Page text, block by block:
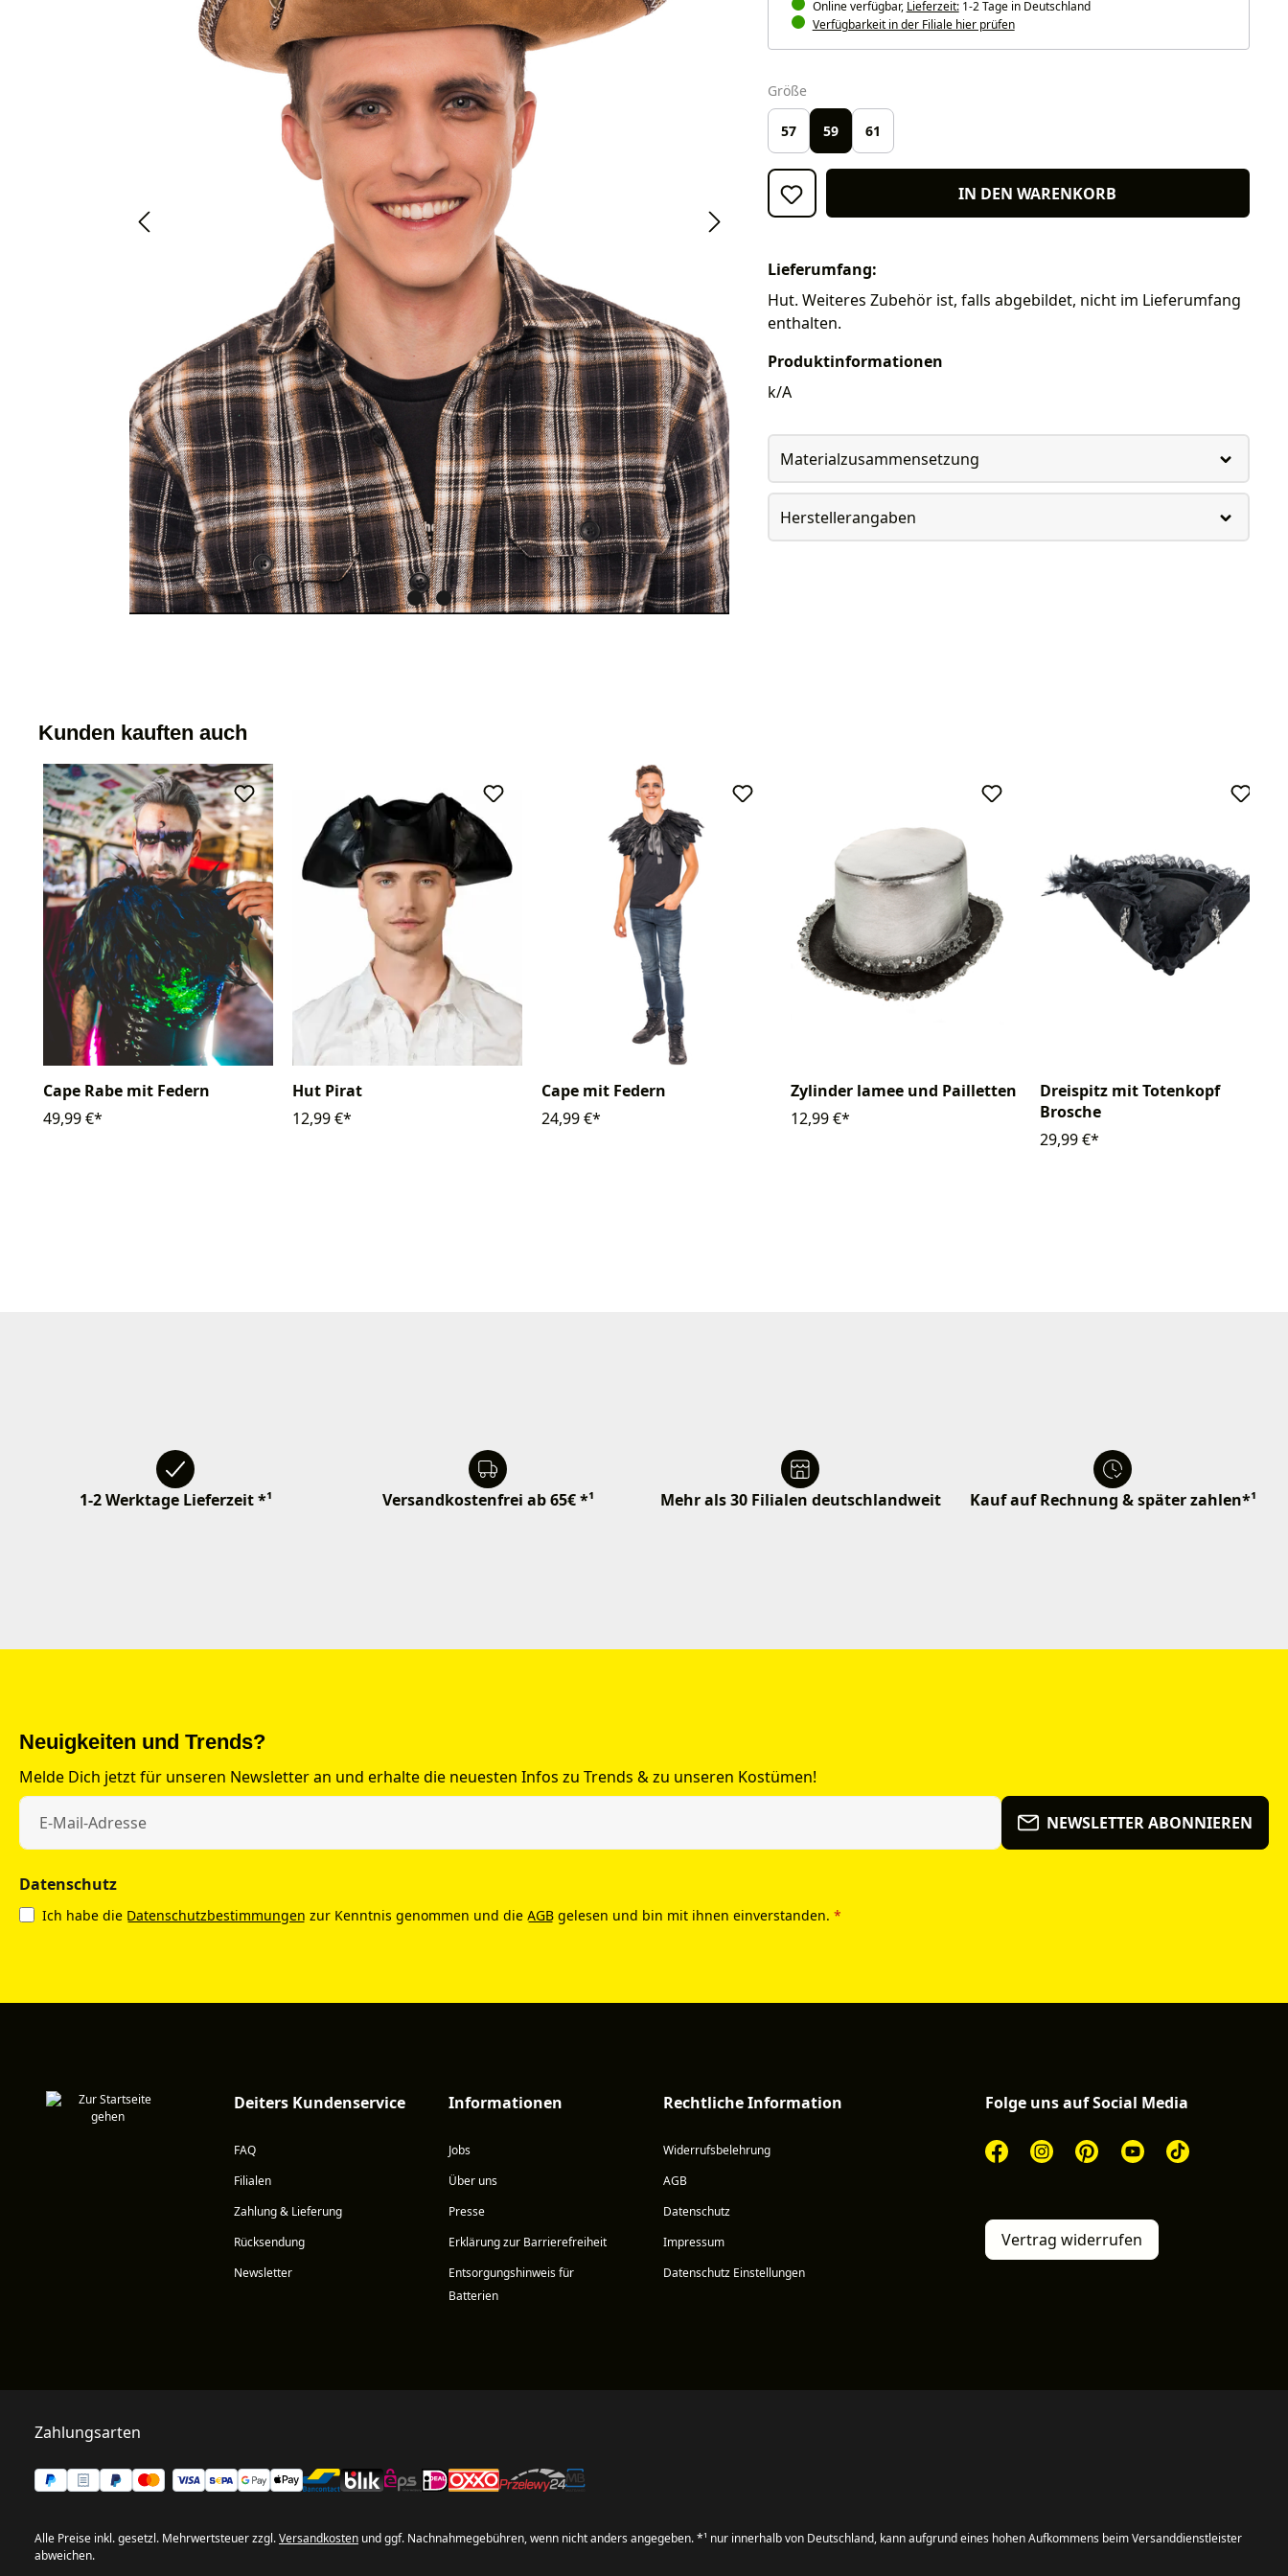
Online verfügbar, Lieferzeit:1-2 Tage in Deutschland
Verfügbarkeit in der Filiale hier prüfen
Größeauswählen
57 59 61
IN DEN WARENKORB
Lieferumfang:
Hut. Weiteres Zubehör ist, falls abgebildet, nicht im Lieferumfang
enthalten.
Produktinformationen
k/A
Materialzusammensetzung
Herstellerangaben
Kunden kauften auch
Cape Rabe mit Federn
49,99 €*
Hut Pirat
12,99 €*
Cape mit Federn
24,99 €*
Zylinder lamee und Pailletten
12,99 €*
Dreispitz mit Totenkopf
Brosche
29,99 €*
1-2 Werktage Lieferzeit *¹ Versandkostenfrei ab 65€ *¹ Mehr als 30 Filialen deutschlandweit Kauf auf Rechnung & später zahlen*¹
Neuigkeiten und Trends?
Melde Dich jetzt für unseren Newsletter an und erhalte die neuesten Infos zu Trends & zu unseren Kostümen!
NEWSLETTER ABONNIEREN
Datenschutz
Ich habe die Datenschutzbestimmungen zur Kenntnis genommen und die AGB gelesen und bin mit ihnen einverstanden. *
Deiters Kundenservice
FAQ
Filialen
Zahlung & Lieferung
Rücksendung
Newsletter
Informationen
Jobs
Über uns
Presse
Erklärung zur Barrierefreiheit
Entsorgungshinweis für
Batterien
Rechtliche Information
Widerrufsbelehrung
AGB
Datenschutz
Impressum
Datenschutz Einstellungen
Folge uns auf Social Media
Vertrag widerrufen
Zahlungsarten
Alle Preise inkl. gesetzl. Mehrwertsteuer zzgl.Versandkosten und ggf. Nachnahmegebühren, wenn nicht anders angegeben. *¹ nur innerhalb von Deutschland, kann aufgrund eines hohen Aufkommens beim Versanddienstleister
abweichen.